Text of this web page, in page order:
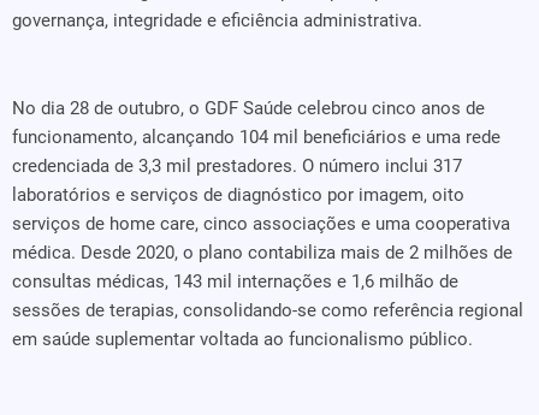
governança, integridade e eficiência administrativa.
No dia 28 de outubro, o GDF Saúde celebrou cinco anos de
funcionamento, alcançando 104 mil beneficiários e uma rede
credenciada de 3,3 mil prestadores. O número inclui 317
laboratórios e serviços de diagnóstico por imagem, oito
serviços de home care, cinco associações e uma cooperativa
médica. Desde 2020, o plano contabiliza mais de 2 milhões de
consultas médicas, 143 mil internações e 1,6 milhão de
sessões de terapias, consolidando-se como referência regional
em saúde suplementar voltada ao funcionalismo público.